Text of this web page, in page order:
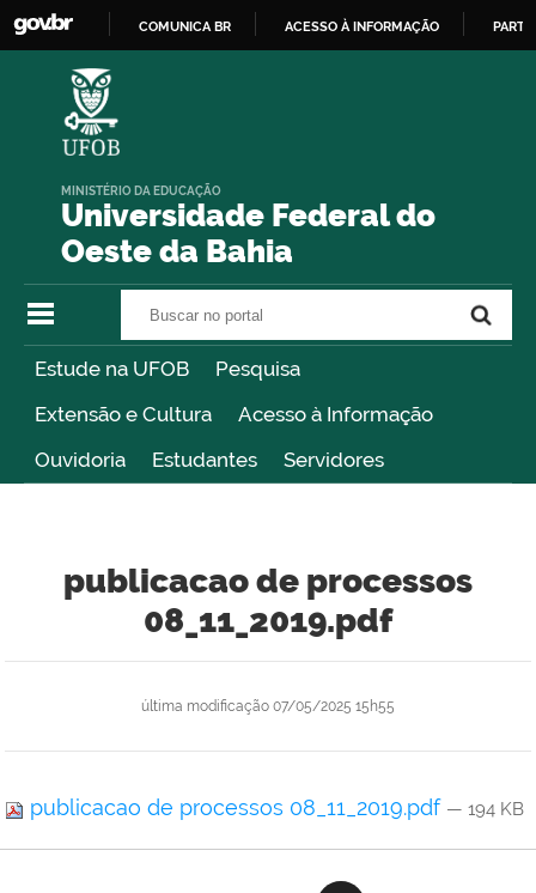
COMUNICA BR ACESSO À INFORMAÇÃO
Universidade Federal do
Oeste da Bahia
MINISTÉRIO DA EDUCAÇÃO
Estude na UFOB
Pesquisa
Extensão e Cultura
Acesso à Informação
Ouvidoria
Estudantes Servidores
publicacao de processos
08_11_2019.pdf
última modificação 07/05/2025 15h55
publicacao de processos 08_11_2019.pdf — 194 KB